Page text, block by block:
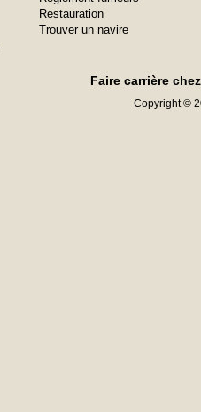
Restauration
Trouver un navire
Faire carrière
Copyright ©